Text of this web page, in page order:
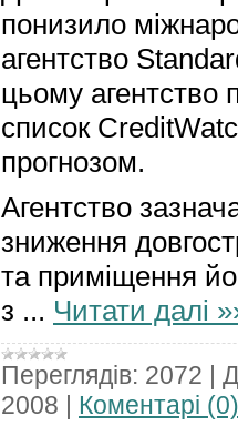
понизило
агентство
цьому агентство
список
прогнозом.
Агентство
зниження
та приміщення
з ... Читати далі
Переглядів: 2072 |
2008 | Коментарі (0)